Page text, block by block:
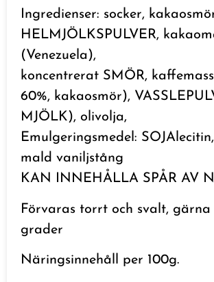
Ingredienser: socker,
HELMJÖLKSPULVER,
(Venezuela),
koncentrerat SMÖR,
60%, kakaosmör),
MJÖLK), olivolja,
Emulgeringsmedel:
mald vaniljstång
KAN INNEHÅLLA SPÅR AV
Förvaras torrt och svalt, gärna
grader
Näringsinnehåll per 100g.